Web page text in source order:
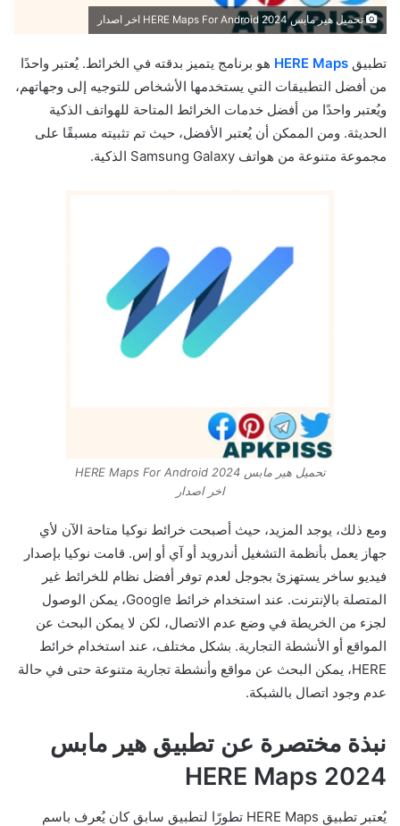
تحميل هير مابس 2024 HERE Maps For Android اخر اصدار
تطبيق HERE Maps هو برنامج يتميز بدقته في الخرائط. يُعتبر واحدًا
من أفضل التطبيقات التي يستخدمها الأشخاص للتوجيه إلى وجهاتهم،
ويُعتبر واحدًا من أفضل خدمات الخرائط المتاحة للهواتف الذكية
الحديثة. ومن الممكن أن يُعتبر الأفضل، حيث تم تثبيته مسبقًا على
مجموعة متنوعة من هواتف Samsung Galaxy الذكية.
تحميل هير مابس 2024 HERE Maps For Android
اخر اصدار
ومع ذلك، يوجد المزيد، حيث أصبحت خرائط نوكيا متاحة الآن لأي
جهاز يعمل بأنظمة التشغيل أندرويد أو آي أو إس. قامت نوكيا بإصدار
فيديو ساخر يستهزئ بجوجل لعدم توفر أفضل نظام للخرائط غير
المتصلة بالإنترنت. عند استخدام خرائط Google، يمكن الوصول
لجزء من الخريطة في وضع عدم الاتصال، لكن لا يمكن البحث عن
المواقع أو الأنشطة التجارية. بشكل مختلف، عند استخدام خرائط
HERE، يمكن البحث عن مواقع وأنشطة تجارية متنوعة حتى في حالة
عدم وجود اتصال بالشبكة.
نبذة مختصرة عن تطبيق هير مابس
2024 HERE Maps
يُعتبر تطبيق HERE Maps تطورًا لتطبيق سابق كان يُعرف باسم